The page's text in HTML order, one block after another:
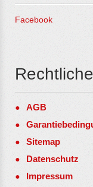
Facebook
AGB
Sitemap
Datenschutz
Impressum